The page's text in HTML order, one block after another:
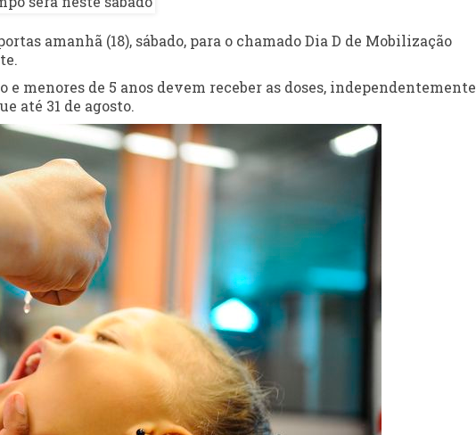
amanhã (18), sábado, para o chamado Dia D de Mobilização
e menores de 5 anos devem receber as doses, independentemente
até 31 de agosto.